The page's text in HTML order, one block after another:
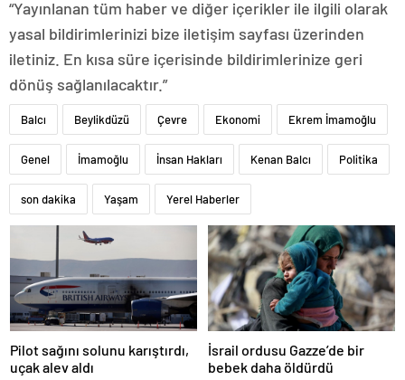
“Yayınlanan tüm haber ve diğer içerikler ile ilgili olarak
yasal bildirimlerinizi bize iletişim sayfası üzerinden
iletiniz. En kısa süre içerisinde bildirimlerinize geri
dönüş sağlanılacaktır.”
Balcı Beylikdüzü Çevre Ekonomi Ekrem İmamoğlu
Genel İmamoğlu İnsan Hakları Kenan Balcı Politika
son dakika Yaşam Yerel Haberler
Pilot sağını solunu karıştırdı,
uçak alev aldı
İsrail ordusu Gazze’de bir
bebek daha öldürdü